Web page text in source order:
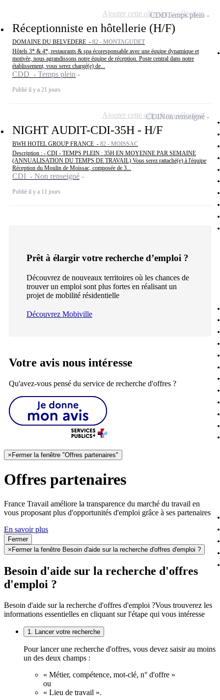
Réceptionniste en hôtellerie (H/F)
DOMAINE DU BELVEDERE - 82 - MONTAGUDET
Hôtels 3* & 4*, restaurants & spa écoresponsable avec une équipe dynamique et
motivée, nous agrandissons notre équipe de réception. Poste central dans notre
établissement, vous serez chargé(e) de...
CDD - Temps plein
Publié il y a 21 jours
CDDTemps plein
Ajouter cette offre à ma sélection
NIGHT AUDIT-CDI-35H - H/F
BWH HOTEL GROUP FRANCE - 82 - MOISSAC
Description : - CDI - TEMPS PLEIN : 35H EN MOYENNE PAR SEMAINE
(ANNUALISATION DU TEMPS DE TRAVAIL) Vous serez rattaché(e) à l'équipe
Réception du Moulin de Moissac, composée de 3...
CDI - Non renseigné
Publié il y a 11 jours
CDINon renseigné
Ajouter cette offre à ma sélection
Prêt à élargir votre recherche d’emploi ?
Découvrez de nouveaux territoires où les chances de
trouver un emploi sont plus fortes en réalisant un
projet de mobilité résidentielle
Découvrez Mobiville
Votre avis nous intéresse
Qu'avez-vous pensé du service de recherche d'offres ?
× Fermer la fenêtre "Offres partenaires"
Offres partenaires
France Travail améliore la transparence du marché du travail en
vous proposant plus d'opportunités d'emploi grâce à ses partenaires
En savoir plus
Fermer
× Fermer la fenêtre Besoin d'aide sur la recherche d'offres d'emploi ?
Besoin d'aide sur la recherche d'offres
d'emploi ?
Besoin d'aide sur la recherche d'offres d'emploi ?Vous trouverez les
informations essentielles en cliquant sur l'étape qui vous intéresse
1. Lancer votre recherche
Pour lancer une recherche d'offres, vous devez saisir au moins
un des deux champs :
« Métier, compétence, mot-clé, n° d'offre »
ou
« Lieu de travail ».